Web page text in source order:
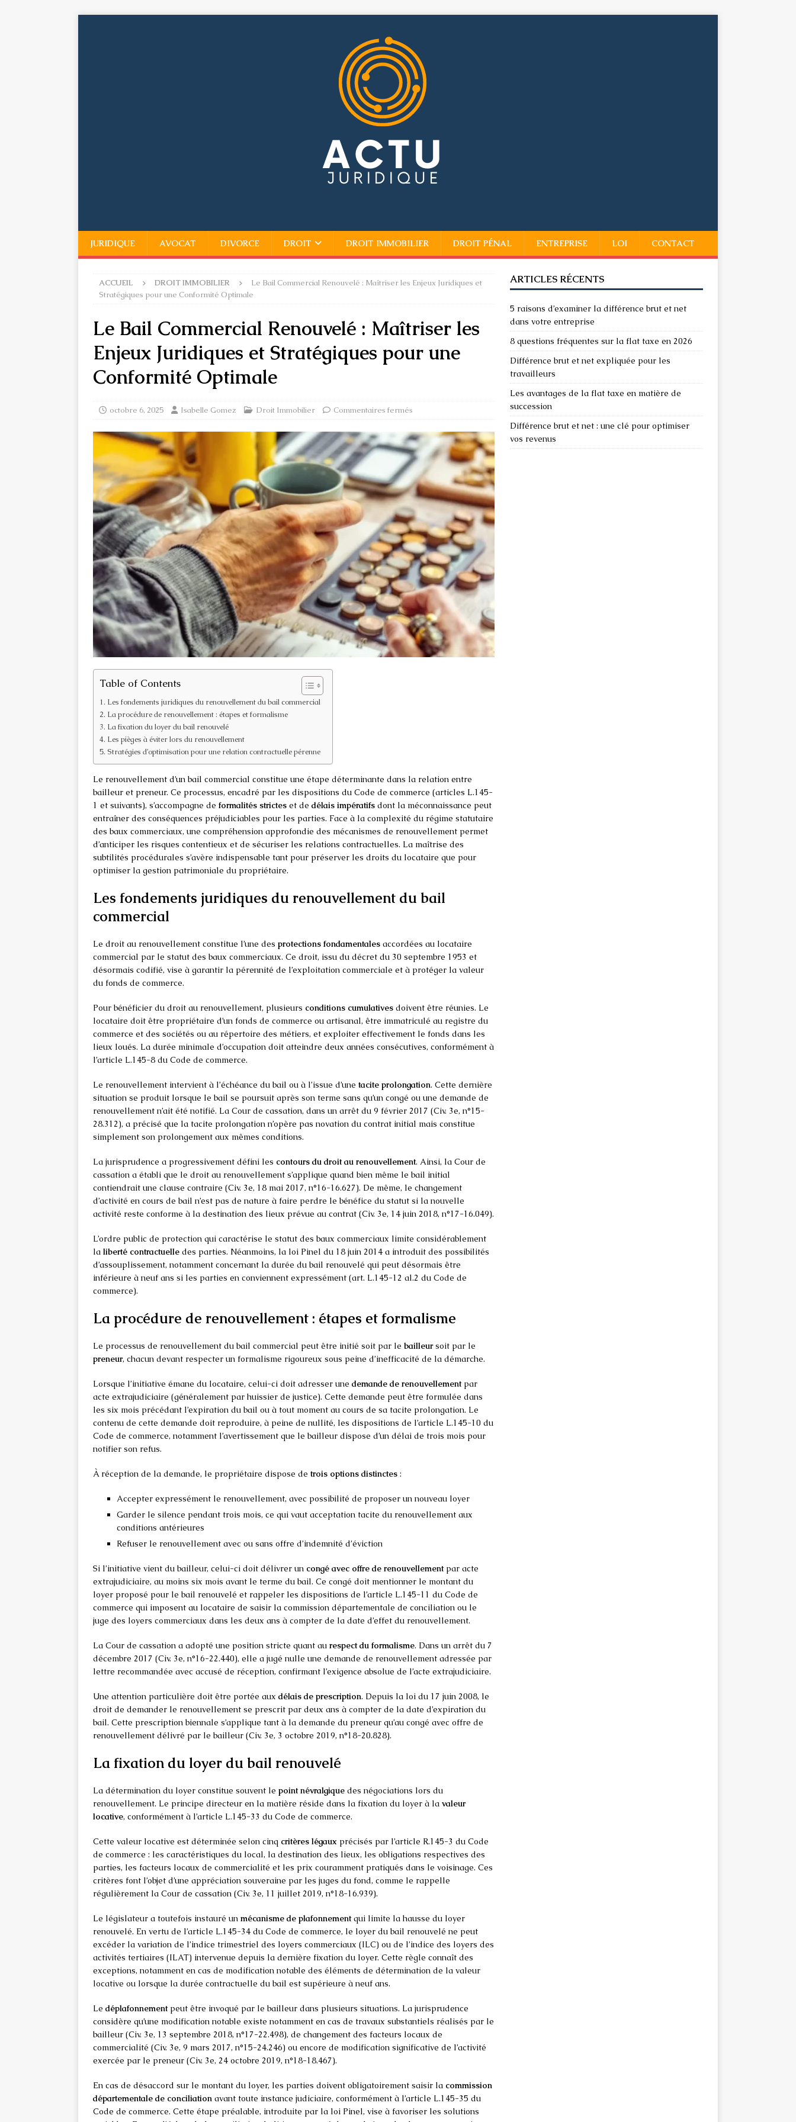
JURIDIQUE AVOCAT DIVORCE DROIT DROIT IMMOBILIER DROIT PÉNAL ENTREPRISE LOI CONTACT
ACCUEIL DROIT IMMOBILIER
Le Bail Commercial Renouvelé : Maîtriser les Enjeux Juridiques et
Stratégiques pour une Conformité Optimale
Le Bail Commercial Renouvelé : Maîtriser les
Enjeux Juridiques et Stratégiques pour une
Conformité Optimale
octobre 6, 2025 Isabelle Gomez Droit Immobilier Commentaires fermés
Table of Contents
Les fondements juridiques du renouvellement du bail commercial
La procédure de renouvellement : étapes et formalisme
La fixation du loyer du bail renouvelé
Les pièges à éviter lors du renouvellement
Stratégies d’optimisation pour une relation contractuelle pérenne
Le renouvellement d’un bail commercial constitue une étape déterminante dans la relation entre
bailleur et preneur. Ce processus, encadré par les dispositions du Code de commerce (articles L.145-
1 et suivants), s’accompagne de formalités strictes et de délais impératifs dont la méconnaissance peut
entraîner des conséquences préjudiciables pour les parties. Face à la complexité du régime statutaire
des baux commerciaux, une compréhension approfondie des mécanismes de renouvellement permet
d’anticiper les risques contentieux et de sécuriser les relations contractuelles. La maîtrise des
subtilités procédurales s’avère indispensable tant pour préserver les droits du locataire que pour
optimiser la gestion patrimoniale du propriétaire.
Les fondements juridiques du renouvellement du bail
commercial
Le droit au renouvellement constitue l’une des protections fondamentales accordées au locataire
commercial par le statut des baux commerciaux. Ce droit, issu du décret du 30 septembre 1953 et
désormais codifié, vise à garantir la pérennité de l’exploitation commerciale et à protéger la valeur
du fonds de commerce.
Pour bénéficier du droit au renouvellement, plusieurs conditions cumulatives doivent être réunies. Le
locataire doit être propriétaire d’un fonds de commerce ou artisanal, être immatriculé au registre du
commerce et des sociétés ou au répertoire des métiers, et exploiter effectivement le fonds dans les
lieux loués. La durée minimale d’occupation doit atteindre deux années consécutives, conformément à
l’article L.145-8 du Code de commerce.
Le renouvellement intervient à l’échéance du bail ou à l’issue d’une tacite prolongation. Cette dernière
situation se produit lorsque le bail se poursuit après son terme sans qu’un congé ou une demande de
renouvellement n’ait été notifié. La Cour de cassation, dans un arrêt du 9 février 2017 (Civ. 3e, n°15-
28.312), a précisé que la tacite prolongation n’opère pas novation du contrat initial mais constitue
simplement son prolongement aux mêmes conditions.
La jurisprudence a progressivement défini les contours du droit au renouvellement. Ainsi, la Cour de
cassation a établi que le droit au renouvellement s’applique quand bien même le bail initial
contiendrait une clause contraire (Civ. 3e, 18 mai 2017, n°16-16.627). De même, le changement
d’activité en cours de bail n’est pas de nature à faire perdre le bénéfice du statut si la nouvelle
activité reste conforme à la destination des lieux prévue au contrat (Civ. 3e, 14 juin 2018, n°17-16.049).
L’ordre public de protection qui caractérise le statut des baux commerciaux limite considérablement
la liberté contractuelle des parties. Néanmoins, la loi Pinel du 18 juin 2014 a introduit des possibilités
d’assouplissement, notamment concernant la durée du bail renouvelé qui peut désormais être
inférieure à neuf ans si les parties en conviennent expressément (art. L.145-12 al.2 du Code de
commerce).
La procédure de renouvellement : étapes et formalisme
Le processus de renouvellement du bail commercial peut être initié soit par le bailleursoit par le
preneur, chacun devant respecter un formalisme rigoureux sous peine d’inefficacité de la démarche.
Lorsque l’initiative émane du locataire, celui-ci doit adresser une demande de renouvellementpar
acte extrajudiciaire (généralement par huissier de justice). Cette demande peut être formulée dans
les six mois précédant l’expiration du bail ou à tout moment au cours de sa tacite prolongation. Le
contenu de cette demande doit reproduire, à peine de nullité, les dispositions de l’article L.145-10 du
Code de commerce, notamment l’avertissement que le bailleur dispose d’un délai de trois mois pour
notifier son refus.
À réception de la demande, le propriétaire dispose de trois options distinctes :
Accepter expressément le renouvellement, avec possibilité de proposer un nouveau loyer
Garder le silence pendant trois mois, ce qui vaut acceptation tacite du renouvellement aux
conditions antérieures
Refuser le renouvellement avec ou sans offre d’indemnité d’éviction
Si l’initiative vient du bailleur, celui-ci doit délivrer un congé avec offre de renouvellementpar acte
extrajudiciaire, au moins six mois avant le terme du bail. Ce congé doit mentionner le montant du
loyer proposé pour le bail renouvelé et rappeler les dispositions de l’article L.145-11 du Code de
commerce qui imposent au locataire de saisir la commission départementale de conciliation ou le
juge des loyers commerciaux dans les deux ans à compter de la date d’effet du renouvellement.
La Cour de cassation a adopté une position stricte quant au respect du formalisme. Dans un arrêt du 7
décembre 2017 (Civ. 3e, n°16-22.440), elle a jugé nulle une demande de renouvellement adressée par
lettre recommandée avec accusé de réception, confirmant l’exigence absolue de l’acte extrajudiciaire.
Une attention particulière doit être portée aux délais de prescription. Depuis la loi du 17 juin 2008, le
droit de demander le renouvellement se prescrit par deux ans à compter de la date d’expiration du
bail. Cette prescription biennale s’applique tant à la demande du preneur qu’au congé avec offre de
renouvellement délivré par le bailleur (Civ. 3e, 3 octobre 2019, n°18-20.828).
La fixation du loyer du bail renouvelé
La détermination du loyer constitue souvent le point névralgique des négociations lors du
renouvellement. Le principe directeur en la matière réside dans la fixation du loyer à la valeur
locative, conformément à l’article L.145-33 du Code de commerce.
Cette valeur locative est déterminée selon cinq critères légaux précisés par l’article R.145-3 du Code
de commerce : les caractéristiques du local, la destination des lieux, les obligations respectives des
parties, les facteurs locaux de commercialité et les prix couramment pratiqués dans le voisinage. Ces
critères font l’objet d’une appréciation souveraine par les juges du fond, comme le rappelle
régulièrement la Cour de cassation (Civ. 3e, 11 juillet 2019, n°18-16.939).
Le législateur a toutefois instauré un mécanisme de plafonnementqui limite la hausse du loyer
renouvelé. En vertu de l’article L.145-34 du Code de commerce, le loyer du bail renouvelé ne peut
excéder la variation de l’indice trimestriel des loyers commerciaux (ILC) ou de l’indice des loyers des
activités tertiaires (ILAT) intervenue depuis la dernière fixation du loyer. Cette règle connaît des
exceptions, notamment en cas de modification notable des éléments de détermination de la valeur
locative ou lorsque la durée contractuelle du bail est supérieure à neuf ans.
Le déplafonnementpeut être invoqué par le bailleur dans plusieurs situations. La jurisprudence
considère qu’une modification notable existe notamment en cas de travaux substantiels réalisés par le
bailleur (Civ. 3e, 13 septembre 2018, n°17-22.498), de changement des facteurs locaux de
commercialité (Civ. 3e, 9 mars 2017, n°15-24.246) ou encore de modification significative de l’activité
exercée par le preneur (Civ. 3e, 24 octobre 2019, n°18-18.467).
En cas de désaccord sur le montant du loyer, les parties doivent obligatoirement saisir la commission
départementale de conciliation avant toute instance judiciaire, conformément à l’article L.145-35 du
Code de commerce. Cette étape préalable, introduite par la loi Pinel, vise à favoriser les solutions
ARTICLES RÉCENTS
5 raisons d’examiner la différence brut et net
dans votre entreprise
8 questions fréquentes sur la flat taxe en 2026
Différence brut et net expliquée pour les
travailleurs
Les avantages de la flat taxe en matière de
succession
Différence brut et net : une clé pour optimiser
vos revenus